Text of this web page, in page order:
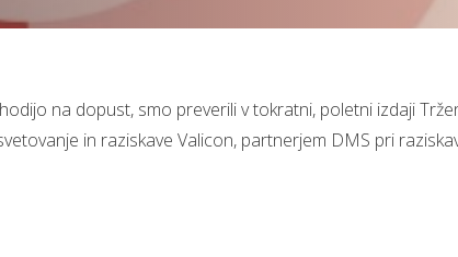
na dopust, smo preverili v tokratni, poletni izdaji
in raziskave Valicon, partnerjem DMS pri